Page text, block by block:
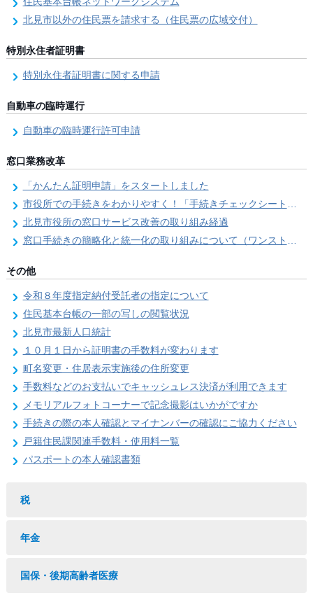
北見市以外の住民票を請求する（住民票の広域交付）
特別永住者証明書
特別永住者証明書に関する申請
自動車の臨時運行
自動車の臨時運行許可申請
窓口業務改革
「かんたん証明申請」をスタートしました
市役所での手続きをわかりやすく！「手続きチェックシート」を導入しました
北見市役所の窓口サービス改善の取り組み経過
窓口手続きの簡略化と統一化の取り組みについて（ワンストップサービス推進事業）
その他
令和８年度指定納付受託者の指定について
住民基本台帳の一部の写しの閲覧状況
北見市最新人口統計
１０月１日から証明書の手数料が変わります
町名変更・住居表示実施後の住所変更
手数料などのお支払いでキャッシュレス決済が利用できます
メモリアルフォトコーナーで記念撮影はいかがですか
手続きの際の本人確認とマイナンバーの確認にご協力ください
戸籍住民課関連手数料・使用料一覧
パスポートの本人確認書類
税
年金
国保・後期高齢者医療